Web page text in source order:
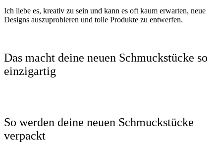
Ich liebe es, kreativ zu sein und kann es oft kaum erwarten, neue
Designs auszuprobieren und tolle Produkte zu entwerfen.
Das macht deine neuen Schmuckstücke so
einzigartig
So werden deine neuen Schmuckstücke
verpackt